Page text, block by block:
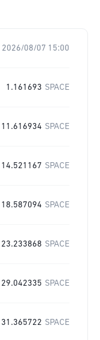
2026/08/07 15:00
1.161693 SPACE
11.616934 SPACE
14.521167 SPACE
18.587094 SPACE
23.233868 SPACE
29.042335 SPACE
31.365722 SPACE